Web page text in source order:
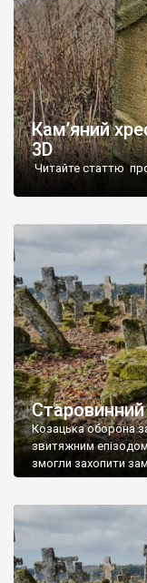
Кам’яний
3D
Читайте статтю про
Старовинний
Козацька оборона
звитяжним епізодом
змогли захопити
поховали на
ньому чимало